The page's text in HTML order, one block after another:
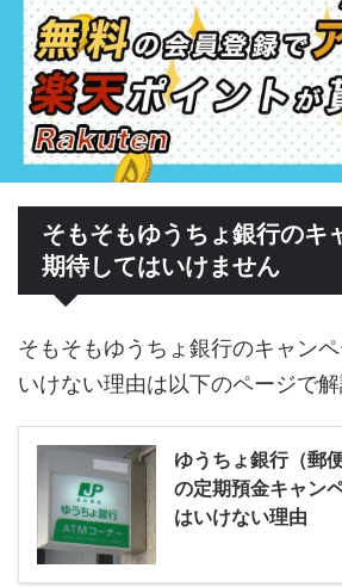
そもそもゆうちょ銀行のキ
期待してはいけません
そもそもゆうちょ銀行のキャン
いけない理由は以下のページで解
ゆうちょ銀行（郵
の定期預金キャン
はいけない理由